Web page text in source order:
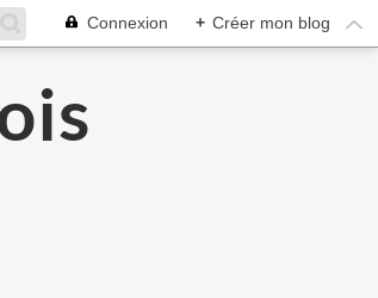
Connexion + Créer mon blog